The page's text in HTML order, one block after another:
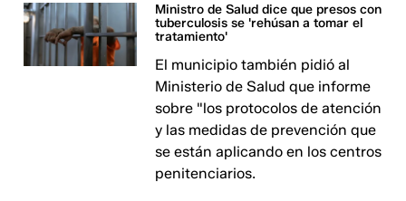
Ministro de Salud dice que presos con
tuberculosis se 'rehúsan a tomar el
tratamiento'
El municipio también pidió al
Ministerio de Salud que informe
sobre "los protocolos de atención
y las medidas de prevención que
se están aplicando en los centros
penitenciarios.